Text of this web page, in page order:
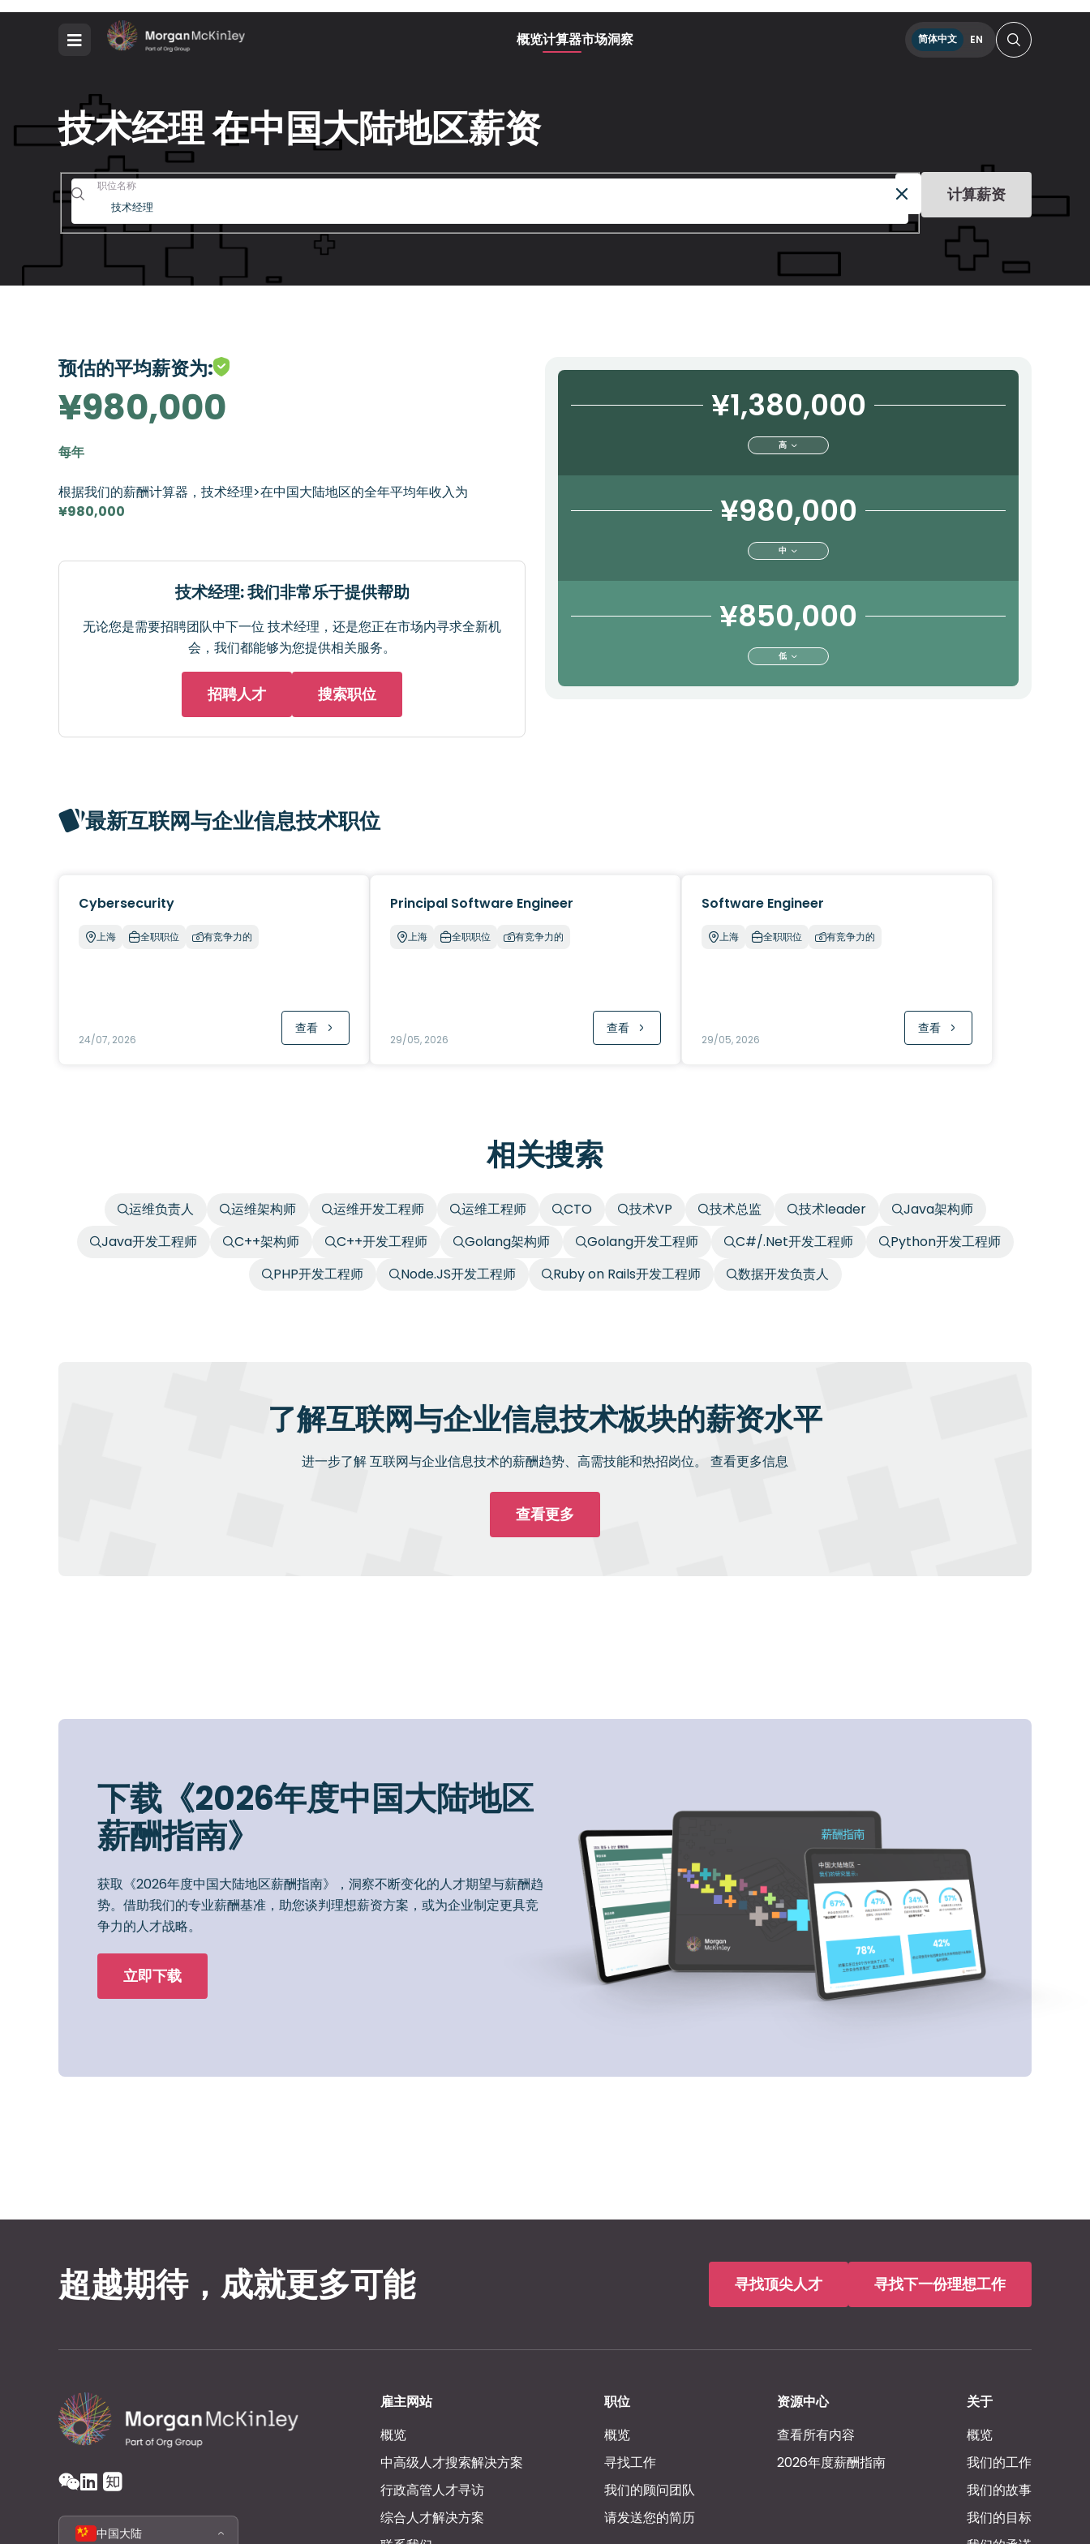
概览计算器市场洞察 简体中文 EN
技术经理 在中国大陆地区薪资
职位名称
计算薪资
预估的平均薪资为:
¥980,000
每年
根据我们的薪酬计算器，技术经理>在中国大陆地区的全年平均年收入为
¥980,000
技术经理: 我们非常乐于提供帮助
无论您是需要招聘团队中下一位 技术经理，还是您正在市场内寻求全新机
会，我们都能够为您提供相关服务。
招聘人才 搜索职位
¥1,380,000
高
¥980,000
中
¥850,000
低
最新互联网与企业信息技术职位
Cybersecurity
上海 全职职位 有竞争力的
24/07, 2026
查看
Principal Software Engineer
上海 全职职位 有竞争力的
29/05, 2026
查看
Software Engineer
上海 全职职位 有竞争力的
29/05, 2026
查看
相关搜索
运维负责人 运维架构师 运维开发工程师 运维工程师 CTO 技术VP 技术总监 技术leader
Java架构师
Java开发工程师
C++架构师 C++开发工程师 Golang架构师 Golang开发工程师 C#/.Net开发工程师
Python开发工程师
PHP开发工程师
Node.JS开发工程师 Ruby on Rails开发工程师 数据开发负责人
了解互联网与企业信息技术板块的薪资水平
进一步了解 互联网与企业信息技术的薪酬趋势、高需技能和热招岗位。 查看更多信息
查看更多
下载《2026年度中国大陆地区
薪酬指南》
获取《2026年度中国大陆地区薪酬指南》，洞察不断变化的人才期望与薪酬趋
势。借助我们的专业薪酬基准，助您谈判理想薪资方案，或为企业制定更具竞
争力的人才战略。
立即下载
超越期待，成就更多可能 寻找顶尖人才 寻找下一份理想工作
中国大陆
雇主网站
概览
中高级人才搜索解决方案
行政高管人才寻访
综合人才解决方案
职位
概览
寻找工作
我们的顾问团队
请发送您的简历
资源中心
查看所有内容
2026年度薪酬指南
关于
概览
我们的工作
我们的故事
我们的目标